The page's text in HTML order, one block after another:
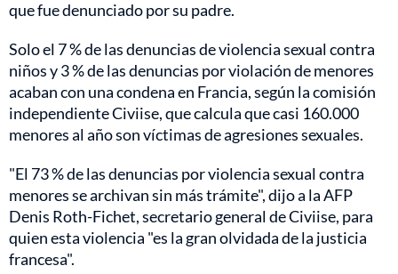
que fue denunciado por su padre.
Solo el 7 % de las denuncias de violencia sexual contra
niños y 3 % de las denuncias por violación de menores
acaban con una condena en Francia, según la comisión
independiente Civiise, que calcula que casi 160.000
menores al año son víctimas de agresiones sexuales.
"El 73 % de las denuncias por violencia sexual contra
menores se archivan sin más trámite", dijo a la AFP
Denis Roth-Fichet, secretario general de Civiise, para
quien esta violencia "es la gran olvidada de la justicia
francesa".